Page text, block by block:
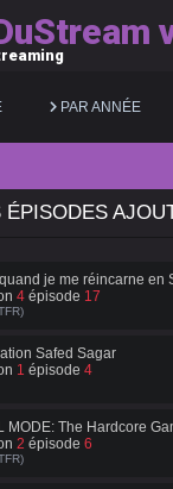
PAR ANNÉE
2025
2022
ÉPISODES
je me réincarne en
4 épisode 17
Safed Sagar
1 épisode 4
2 épisode 6